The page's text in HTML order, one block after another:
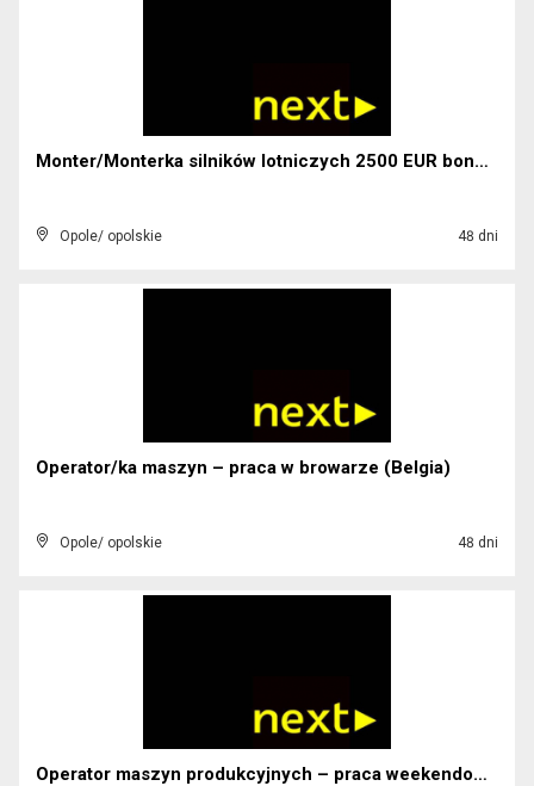
Monter/Monterka silników lotniczych 2500 EUR bonus...
Opole/ opolskie 48 dni
Operator/ka maszyn – praca w browarze (Belgia)
Opole/ opolskie 48 dni
Operator maszyn produkcyjnych – praca weekendowa (...